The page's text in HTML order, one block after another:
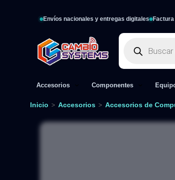
Envíos nacionales y entregas digitales
Accesorios Componentes
Inicio > Accesorios > Accesorios de